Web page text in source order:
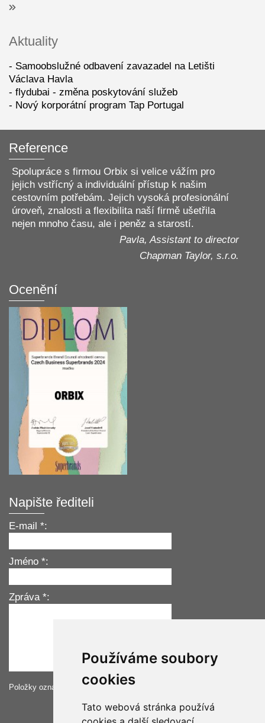
Používáme soubory
cookies
Tato webová stránka používá
Aktuality
Samoobslužné odbavení zavazadel na Letišti
Václava Havla
flydubai - změna poskytování služeb
Nový korporátní program Tap Portugal
Reference
Spolupráce s firmou Orbix si velice vážím pro
jejich vstřícný a individuální přístup k našim
cestovním potřebám. Jejich vysoká profesionální
úroveň, znalosti a flexibilita naší firmě ušetřila
nejen mnoho času, ale i peněz a starostí.
Pavla, Assistant to director
Chapman Taylor, s.r.o.
Ocenění
Napište řediteli
E-mail *:
Jméno *:
Zpráva *:
Položky označené hvězdičkou *musí být vyplněné.